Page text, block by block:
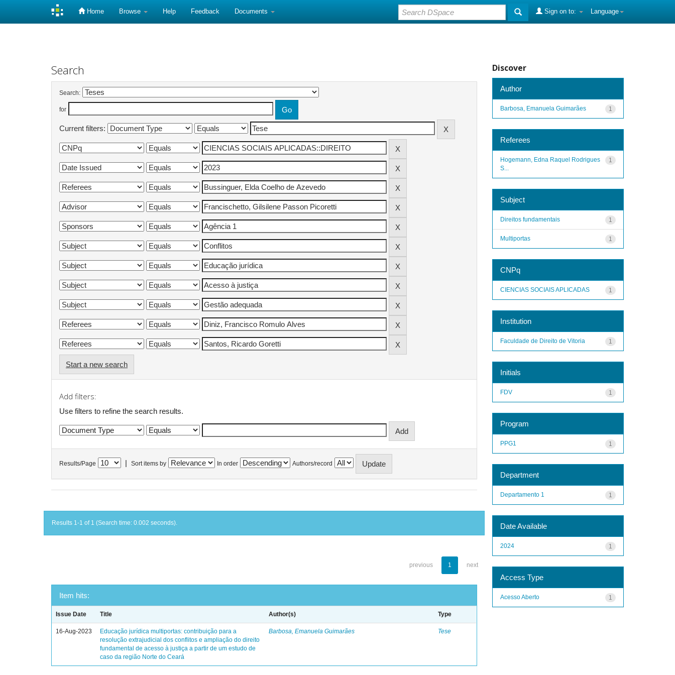
Home Browse Help Feedback Documents Language
Sign on to:
Search
Search:
for
Current filters:
Start a new search
Add filters:
Use filters to refine the search results.
Results/Page Sort items by In order Authors/record
Results 1-1 of 1 (Search time: 0.002 seconds).
previous 1 next
Item hits:
Issue Date Title Author(s) Type
16-Aug-2023
Educação jurídica multiportas: contribuição para a
resolução extrajudicial dos conflitos e ampliação do direito
fundamental de acesso à justiça a partir de um estudo de
caso da região Norte do Ceará
Barbosa, Emanuela Guimarães Tese
Discover
Author
1
Barbosa, Emanuela Guimarães
Referees
1
Hogemann, Edna Raquel Rodrigues
S...
Subject
1
Direitos fundamentais
1
Multiportas
CNPq
1
CIENCIAS SOCIAIS APLICADAS
Institution
1
Faculdade de Direito de Vitoria
Initials
1
FDV
Program
1
PPG1
Department
1
Departamento 1
Date Available
1
2024
Access Type
1
Acesso Aberto